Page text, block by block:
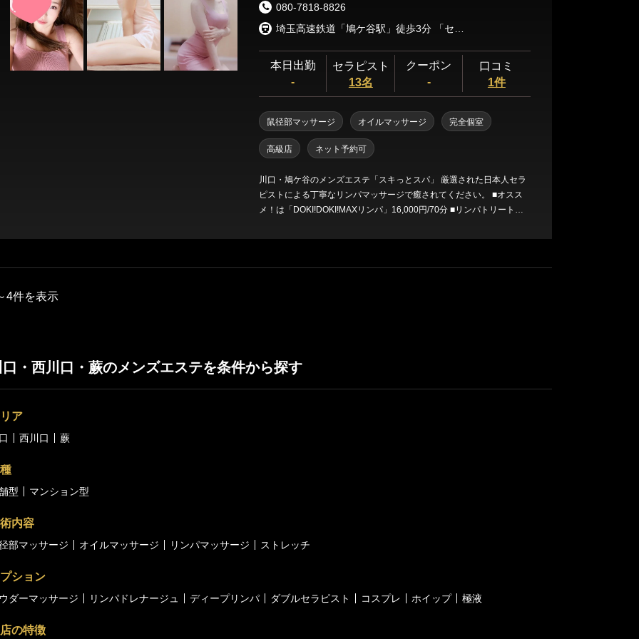
080-7818-8826
本日出勤
-
セラピスト
13名
クーポン
-
口コミ
1件
鼠径部マッサージ オイルマッサージ 完全個室
高級店 ネット予約可
川口・鳩ケ谷のメンズエステ「スキっとスパ」 厳選された日本人セラ
ピストによる丁寧なリンパマッサージで癒されてください。 ■オスス
メ！は「DOKI!DOKI!MAXリンパ」16,000円/70分 ■リンパトリートメ
す！ 100分・120分コースがあり、時間が長くなるほど ディープ
ます！ 近隣にはコインパーキングもありますので、 お車のご来店も便
4件を表示
口・西川口・蕨のメンズエステを条件から探す
ア
西川口 蕨
型 マンション型
内容
部マッサージ オイルマッサージ リンパマッサージ ストレッチ
ション
ダーマッサージ リンパドレナージュ ディープリンパ ダブルセラピスト コスプレ ホイップ 極液
の特徴